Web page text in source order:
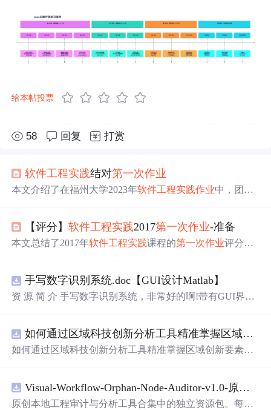
给本帖投票
58 回复 打赏
软件工程实践结对第一次作业
本文介绍了在福州大学2023年软件工程实践作业中，团队
应用以及结对合作带来的优势。同时，文章还涵盖了效能
分析，强调了实践中学以致用的重要性以及团队协作的价
【评分】软件工程实践2017第一次作业-准备
本文总结了2017年软件工程实践课程的第一次作业评分情
学生得分情况。
手写数字识别系统.doc【GUI设计Matlab】
资 源 简 介 手写数字识别系统，非常好的啊!带有GUI界
带有直观的图形用户界面（GUI），非常容易使用。你只
需要将手写数字输入系统，它将立即给出准确的识别结
是一个非常方便和实用的工具，你一定会喜欢它的！
如何通过区域科技创新分析工具精准掌握区域创新要素分布与产业链融合现状？.docx
如何通过区域科技创新分析工具精准掌握区域创新要素分
Visual-Workflow-Orphan-Node-Auditor-v1.0-原创源码与文档.zip
原创本地工程审计与分析工具合集中的独立资源包。每个